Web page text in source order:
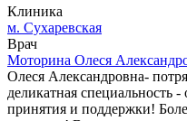
Клиника
м. Сухаревская
Врач
Моторина Олеся
Олеся Александровна-
деликатная специальность
принятия и поддержки!